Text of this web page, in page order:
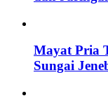
Mayat Pria
Sungai